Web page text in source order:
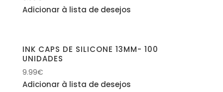
Adicionar à lista de desejos
INK CAPS DE SILICONE 13MM- 100
UNIDADES
9.99€
Adicionar à lista de desejos